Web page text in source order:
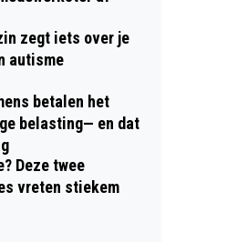
zegt iets over je
autisme
betalen het
belasting— en dat
Deze twee
vreten stiekem